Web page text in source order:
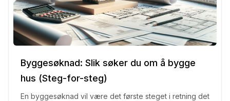
Byggesøknad: Slik søker du om å bygge
hus (Steg-for-steg)
En byggesøknad vil være det første steget i retning det